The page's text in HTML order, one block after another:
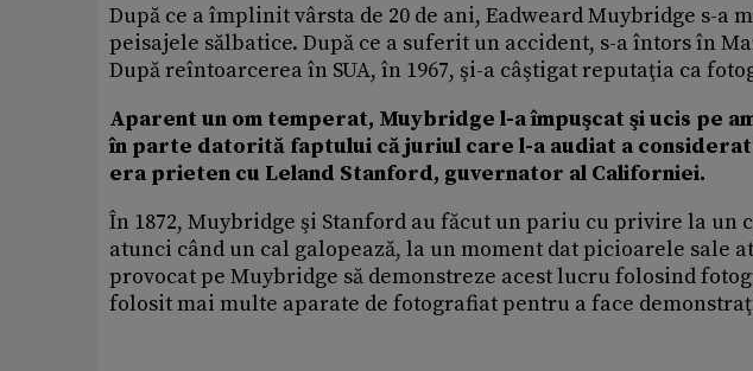
După ce a împlinit vârsta de 20 de ani, Eadweard Muybridge s-a
peisajele sălbatice. După ce a suferit un accident, s-a întors în
După reîntoarcerea în SUA, în 1967, şi-a câştigat reputaţia ca
Aparent un om temperat, Muybridge l-a împuşcat şi ucis pe
în parte datorită faptului că juriul care l-a audiat a
era prieten cu Leland Stanford, guvernator al Californiei.
În 1872, Muybridge şi Stanford au făcut un pariu cu privire la un
atunci când un cal galopează, la un moment dat picioarele sale
provocat pe Muybridge să demonstreze acest lucru folosind
folosit mai multe aparate de fotografiat pentru a face